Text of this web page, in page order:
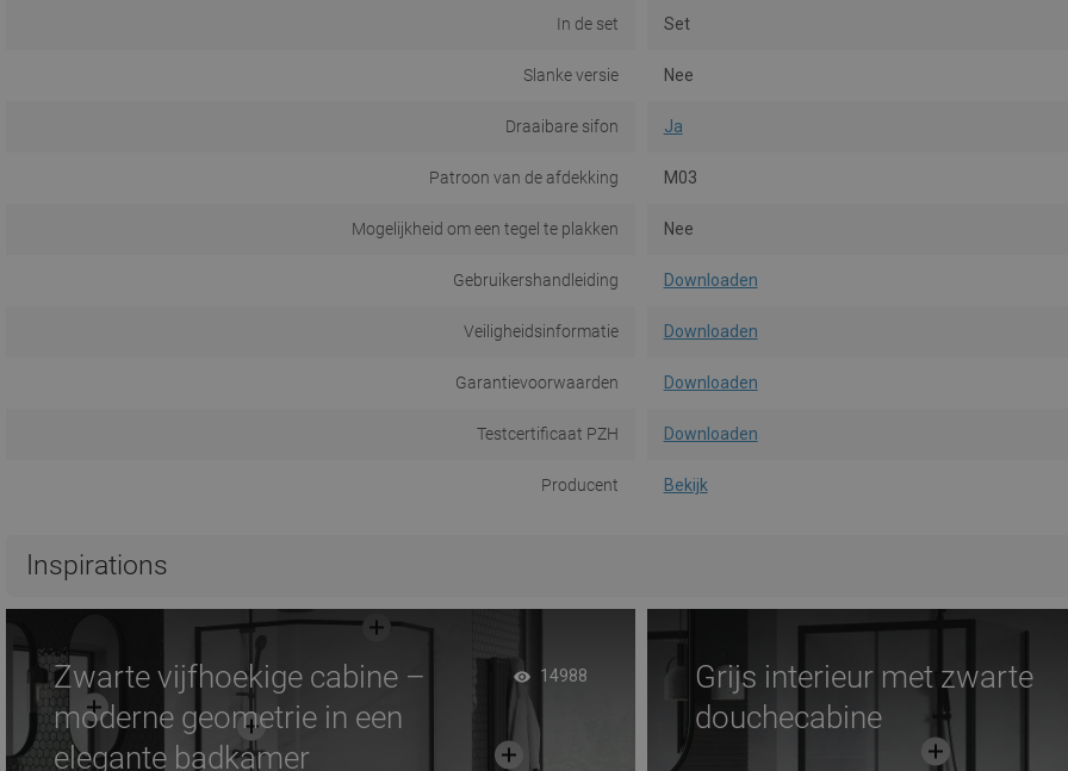
In de set Set
Slanke versie Nee
Draaibare sifon Ja
Patroon van de afdekking M03
Mogelijkheid om een tegel te plakken Nee
Gebruikershandleiding Downloaden
Veiligheidsinformatie Downloaden
Garantievoorwaarden Downloaden
Testcertificaat PZH Downloaden
Producent Bekijk
Inspirations
Zwarte vijfhoekige cabine –
moderne geometrie in een
elegante badkamer
14988
Grijs interieur met zwarte
douchecabine